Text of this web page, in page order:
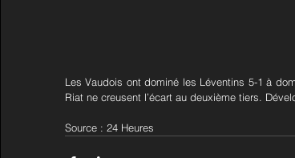
Les Vaudois ont dominé les Léventins 5-1 à
Riat ne creusent l’écart au deuxième tiers.
Source : 24 Heures